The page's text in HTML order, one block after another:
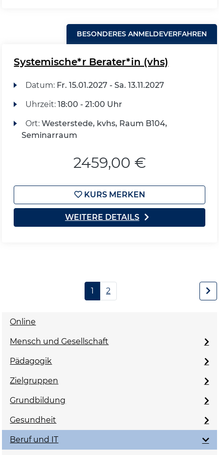
BESONDERES ANMELDEVERFAHREN
Systemische*r Berater*in (vhs)
Datum: Fr. 15.01.2027 - Sa. 13.11.2027
Uhrzeit: 18:00 - 21:00 Uhr
Ort: Westerstede, kvhs, Raum B104,
Seminarraum
2459,00 €
KURS MERKEN
WEITERE DETAILS
1 2
Online
Mensch und Gesellschaft
Pädagogik
Zielgruppen
Grundbildung
Gesundheit
Beruf und IT